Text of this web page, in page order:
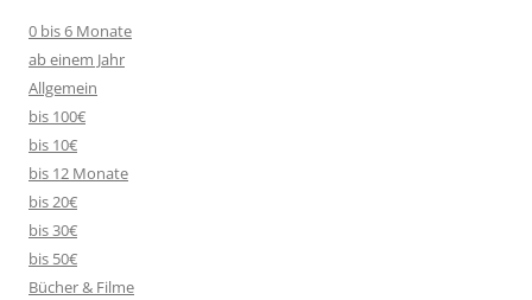
0 bis 6 Monate
ab einem Jahr
Allgemein
bis 100€
bis 10€
bis 12 Monate
bis 20€
bis 30€
bis 50€
Bücher & Filme